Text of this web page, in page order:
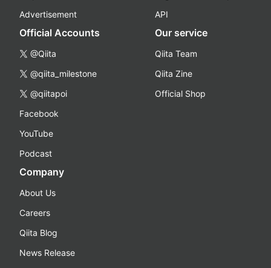
Advertisement
API
Official Accounts
@Qiita
@qiita_milestone
@qiitapoi
Facebook
YouTube
Podcast
Our service
Qiita Team
Qiita Zine
Official Shop
Company
About Us
Careers
Qiita Blog
News Release